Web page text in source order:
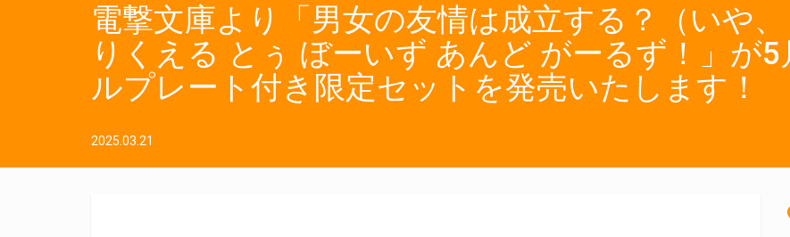
電撃文庫より「男女の友情は成立する？（いや
りくえる とぅ ぼーいず あんど がーるず！」が5
ルプレート付き限定セットを発売いたします！
2025.03.21